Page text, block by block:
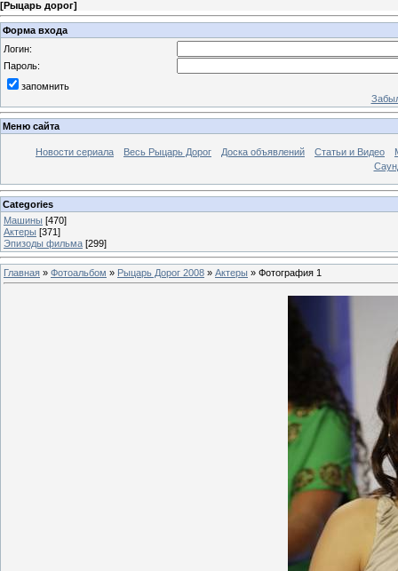
[Рыцарь дорог]
Форма входа
Логин:
Пароль:
запомнить
Меню сайта
Новости сериала Весь Рыцарь Дорог Доска объявлений Статьи и Видео
Categories
Машины [470]
Актеры [371]
Эпизоды фильма [299]
Главная » Фотоальбом » Рыцарь Дорог 2008 » Актеры » Фотография 1